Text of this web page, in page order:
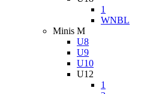
1
WNBL
Minis M
U8
U9
U10
U12
1